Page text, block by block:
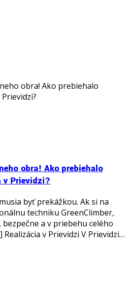
obra! Ako prebiehalo
Prievidzi?
byť prekážkou. Ak si na
techniku GreenClimber,
a v priebehu celého
v Prievidzi V Prievidzi…